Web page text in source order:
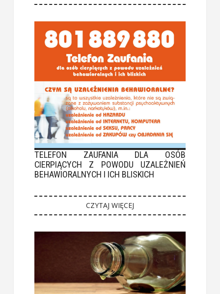
TELEFON ZAUFANIA DLA OSÓB
CIERPIĄCYCH Z POWODU UZALEŻNIEŃ
BEHAWIORALNYCH I ICH BLISKICH
CZYTAJ WIĘCEJ